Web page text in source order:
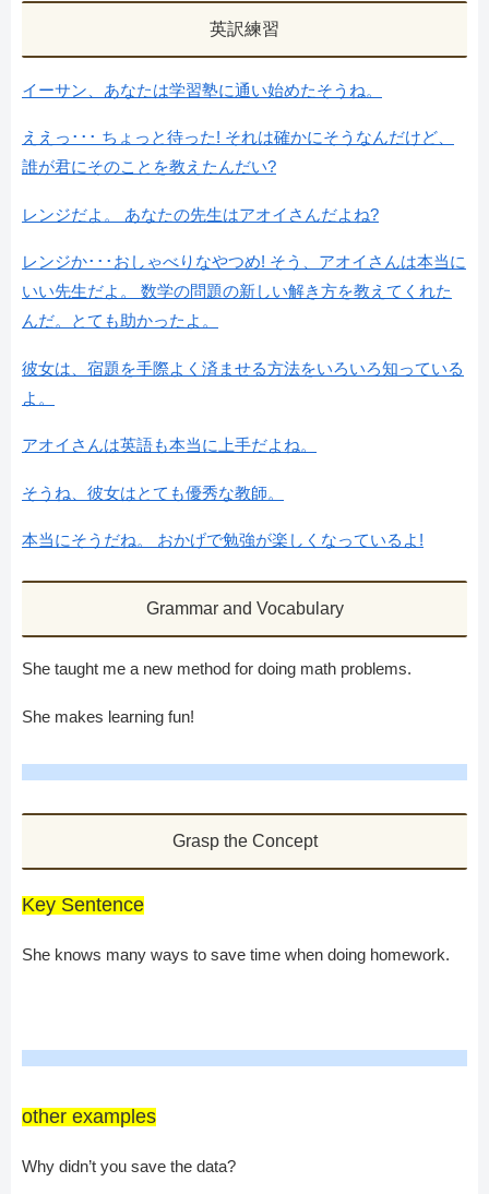
英訳練習
イーサン、あなたは学習塾に通い始めたそうね。
ええっ･･･ ちょっと待った! それは確かにそうなんだけど、
誰が君にそのことを教えたんだい?
レンジだよ。 あなたの先生はアオイさんだよね?
レンジか･･･おしゃべりなやつめ! そう、アオイさんは本当に
いい先生だよ。 数学の問題の新しい解き方を教えてくれた
んだ。とても助かったよ。
彼女は、宿題を手際よく済ませる方法をいろいろ知っている
よ。
アオイさんは英語も本当に上手だよね。
そうね、彼女はとても優秀な教師。
本当にそうだね。 おかげで勉強が楽しくなっているよ!
Grammar and Vocabulary
She taught me a new method for doing math problems.
She makes learning fun!
Grasp the Concept
Key Sentence
She knows many ways to save time when doing homework.
other examples
Why didn’t you save the data?